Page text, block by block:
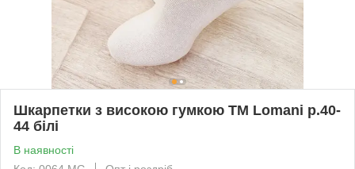
Шкарпетки з високою гумкою ТМ Lomani р.40-
44 білі
В наявності